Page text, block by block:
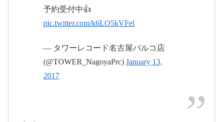
予約受付中👍
pic.twitter.com/k6LO5kVFel
— タワーレコード名古屋パルコ店
(@TOWER_NagoyaPrc) January 13,
2017